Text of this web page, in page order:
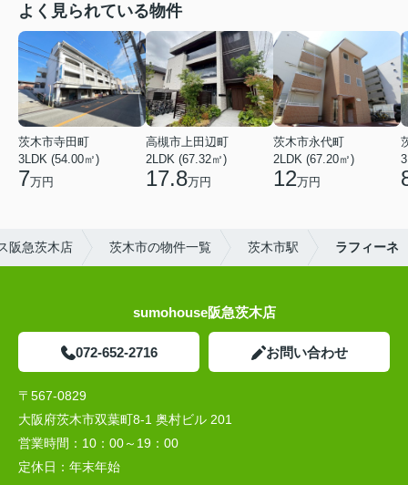
よく見られている物件
茨木市寺田町
3LDK (54.00㎡)
7万円
高槻市上田辺町
2LDK (67.32㎡)
17.8万円
茨木市永代町
2LDK (67.20㎡)
12万円
阪急茨木店 茨木市の物件一覧 茨木市駅 ラフィーネ
sumohouse阪急茨木店
072-652-2716 お問い合わせ
〒567-0829
大阪府茨木市双葉町8-1 奥村ビル 201
営業時間： 10：00～19：00
定休日： 年末年始